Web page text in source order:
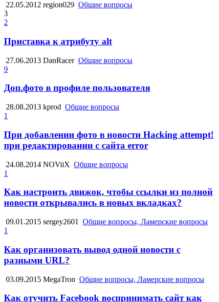
22.05.2012 region029 Общие вопросы
3
2
Приставка к атрибуту alt
27.06.2013 DanRacer Общие вопросы
9
Доп.фото в профиле пользователя
28.08.2013 kprod Общие вопросы
1
При добавлении фото в новости Hacking attempt!
при редактировании с сайта error
24.08.2014 NOViiX Общие вопросы
1
Как настроить движок, чтобы ссылки из полной
новости открывались в новых вкладках?
09.01.2015 sergey2601
Общие вопросы, Ламерские вопросы
1
Как организовать вывод одной новости с
разными URL?
03.09.2015 MegaTron Общие вопросы, Ламерские вопросы
Как отучить Facebook воспринимать сайт как